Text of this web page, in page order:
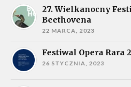
27. Wielkanocny
Beethovena
22 MARCA, 2023
Festiwal Opera Rara
26 STYCZNIA, 2023